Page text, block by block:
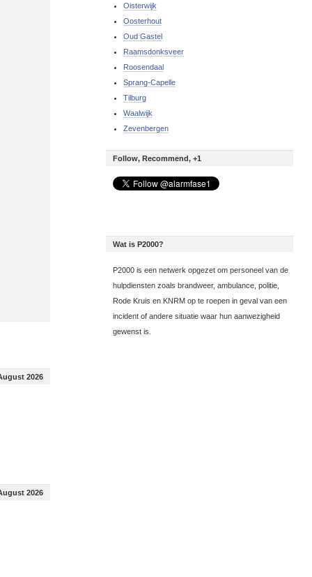
2026
2026
Oisterwijk
Oosterhout
Oud Gastel
Raamsdonksveer
Roosendaal
Sprang-Capelle
Tilburg
Waalwijk
Zevenbergen
Follow, Recommend, +1
Wat is P2000?
P2000 is een netwerk opgezet om personeel van de
hulpdiensten zoals brandweer, ambulance, politie,
Rode Kruis en KNRM op te roepen in geval van een
incident of andere situatie waar hun aanwezigheid
gewenst is.